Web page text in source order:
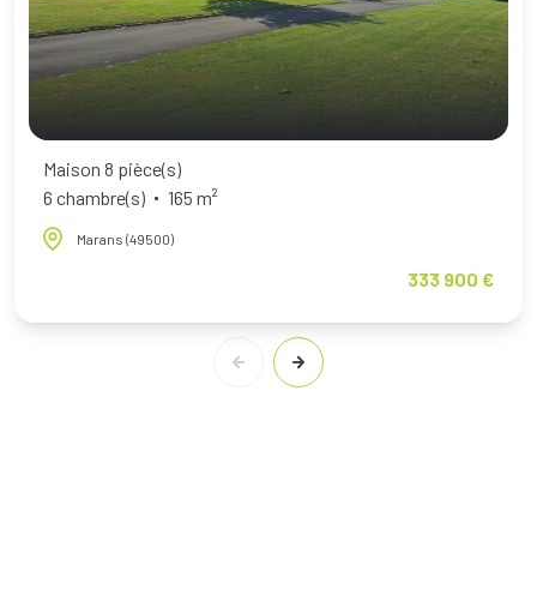
Maison 8 pièce(s)
6 chambre(s)
165 m²
Marans (49500)
333 900 €